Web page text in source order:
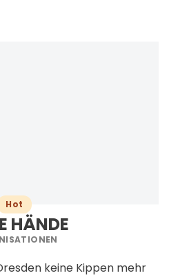
Hot
HÄNDE
keine Kippen mehr